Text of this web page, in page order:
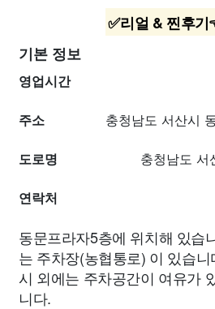
✅리얼 & 찐후
기본 정보
영업시간
주소 충청남도 서산시
도로명 충청남도
연락처
동문프라자5층에 위치해 있습
는 주차장(농협통로) 이 있습
시 외에는 주차공간이 여유가
니다.